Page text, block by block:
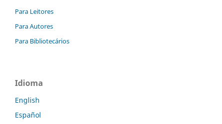
Para Leitores
Para Autores
Para Bibliotecários
Idioma
English
Español